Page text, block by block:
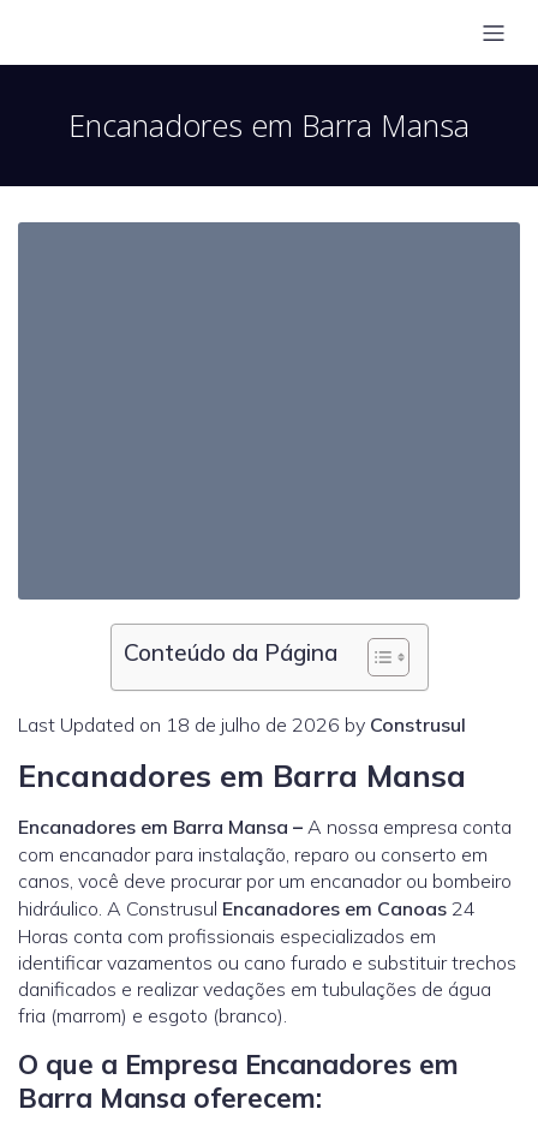
Encanadores em Barra Mansa
Conteúdo da Página
Last Updated on 18 de julho de 2026 by Construsul
Encanadores em Barra Mansa
Encanadores em Barra Mansa – A nossa empresa conta
com encanador para instalação, reparo ou conserto em
canos, você deve procurar por um encanador ou bombeiro
hidráulico. A Construsul Encanadores em Canoas 24
Horas conta com profissionais especializados em
identificar vazamentos ou cano furado e substituir trechos
danificados e realizar vedações em tubulações de água
fria (marrom) e esgoto (branco).
O que a Empresa Encanadores em
Barra Mansa oferecem: